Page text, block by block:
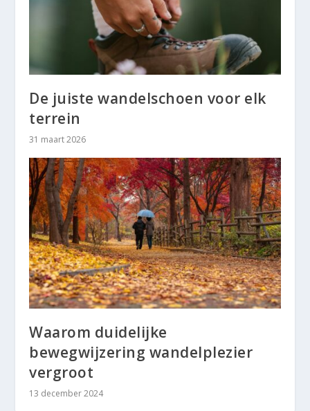
De juiste wandelschoen voor elk
terrein
31 maart 2026
Waarom duidelijke
bewegwijzering wandelplezier
vergroot
13 december 2024